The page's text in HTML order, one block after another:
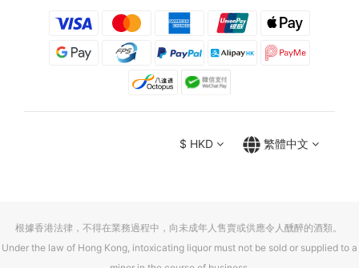
$ HKD 繁體中文
根據香港法律，不得在業務過程中，向未成年人售賣或供應令人醺醉的酒類。
Under the law of Hong Kong, intoxicating liquor must not be sold or supplied to a